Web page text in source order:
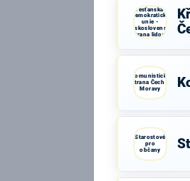
Křesťanská a
demokratická
unie -
Československá
strana lidová
Komunistická
strana Čech a
Moravy
Starostové
pro
občany